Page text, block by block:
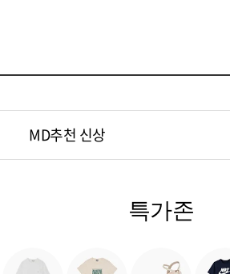
MD추천 신상
특가존